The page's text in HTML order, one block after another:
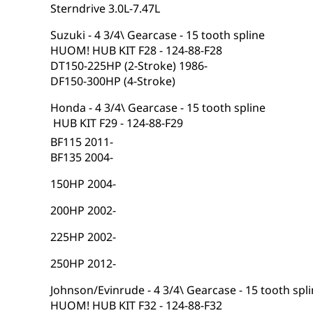
Sterndrive 3.0L-7.47L
Suzuki - 4 3/4\ Gearcase - 15 tooth spline
HUOM! HUB KIT F28 - 124-88-F28
DT150-225HP (2-Stroke) 1986-
DF150-300HP (4-Stroke)
Honda - 4 3/4\ Gearcase - 15 tooth spline
 HUB KIT F29 - 124-88-F29
BF115 2011-
BF135 2004-
150HP 2004-
200HP 2002-
225HP 2002-
250HP 2012-
Johnson/Evinrude - 4 3/4\ Gearcase - 15 tooth
HUOM! HUB KIT F32 - 124-88-F32